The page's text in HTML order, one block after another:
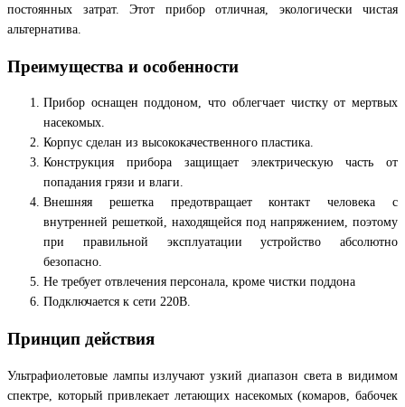
постоянных затрат. Этот прибор отличная, экологически чистая
альтернатива.
Преимущества и особенности
Прибор оснащен поддоном, что облегчает чистку от мертвых
насекомых.
Корпус сделан из высококачественного пластика.
Конструкция прибора защищает электрическую часть от
попадания грязи и влаги.
Внешняя решетка предотвращает контакт человека с
внутренней решеткой, находящейся под напряжением, поэтому
при правильной эксплуатации устройство абсолютно
безопасно.
Не требует отвлечения персонала, кроме чистки поддона
Подключается к сети 220В.
Принцип действия
Ультрафиолетовые лампы излучают узкий диапазон света в видимом
спектре, который привлекает летающих насекомых (комаров, бабочек